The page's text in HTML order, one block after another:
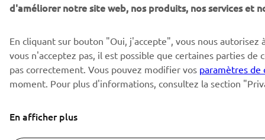
d'améliorer notre site web, nos produits, nos services et
En cliquant sur bouton "Oui, j'accepte", vous nous autorisez
vous n'acceptez pas, il est possible que certaines parties de
pas correctement. Vous pouvez modifier vos paramètres de
moment. Pour plus d'informations, consultez la section
En afficher plus